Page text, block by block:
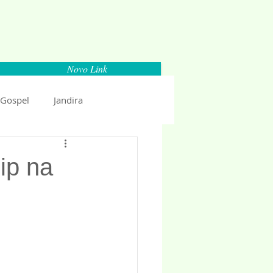
Novo Link
Jandira
Espaço Parlamentar
na